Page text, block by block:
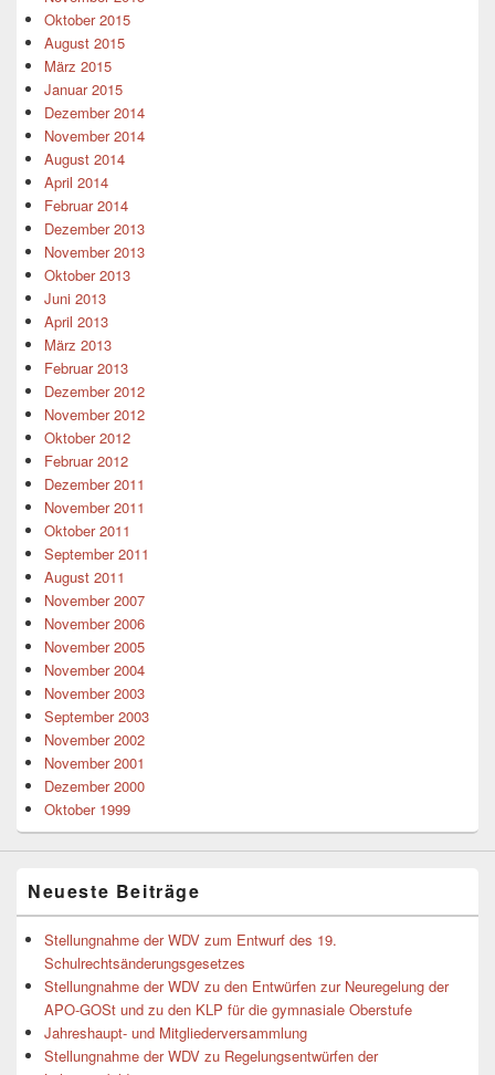
Oktober 2015
August 2015
März 2015
Januar 2015
Dezember 2014
November 2014
August 2014
April 2014
Februar 2014
Dezember 2013
November 2013
Oktober 2013
Juni 2013
April 2013
März 2013
Februar 2013
Dezember 2012
November 2012
Oktober 2012
Februar 2012
Dezember 2011
November 2011
Oktober 2011
September 2011
August 2011
November 2007
November 2006
November 2005
November 2004
November 2003
September 2003
November 2002
November 2001
Dezember 2000
Oktober 1999
Neueste Beiträge
Stellungnahme der WDV zum Entwurf des 19.
Schulrechtsänderungsgesetzes
Stellungnahme der WDV zu den Entwürfen zur Neuregelung der
APO-GOSt und zu den KLP für die gymnasiale Oberstufe
Jahreshaupt- und Mitgliederversammlung
Stellungnahme der WDV zu Regelungsentwürfen der